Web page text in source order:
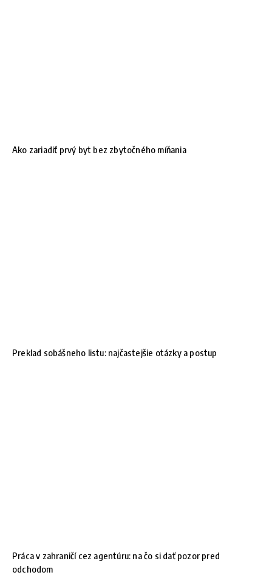
Ako zariadiť prvý byt bez zbytočného míňania
Preklad sobášneho listu: najčastejšie otázky a postup
Práca v zahraničí cez agentúru: na čo si dať pozor pred
odchodom